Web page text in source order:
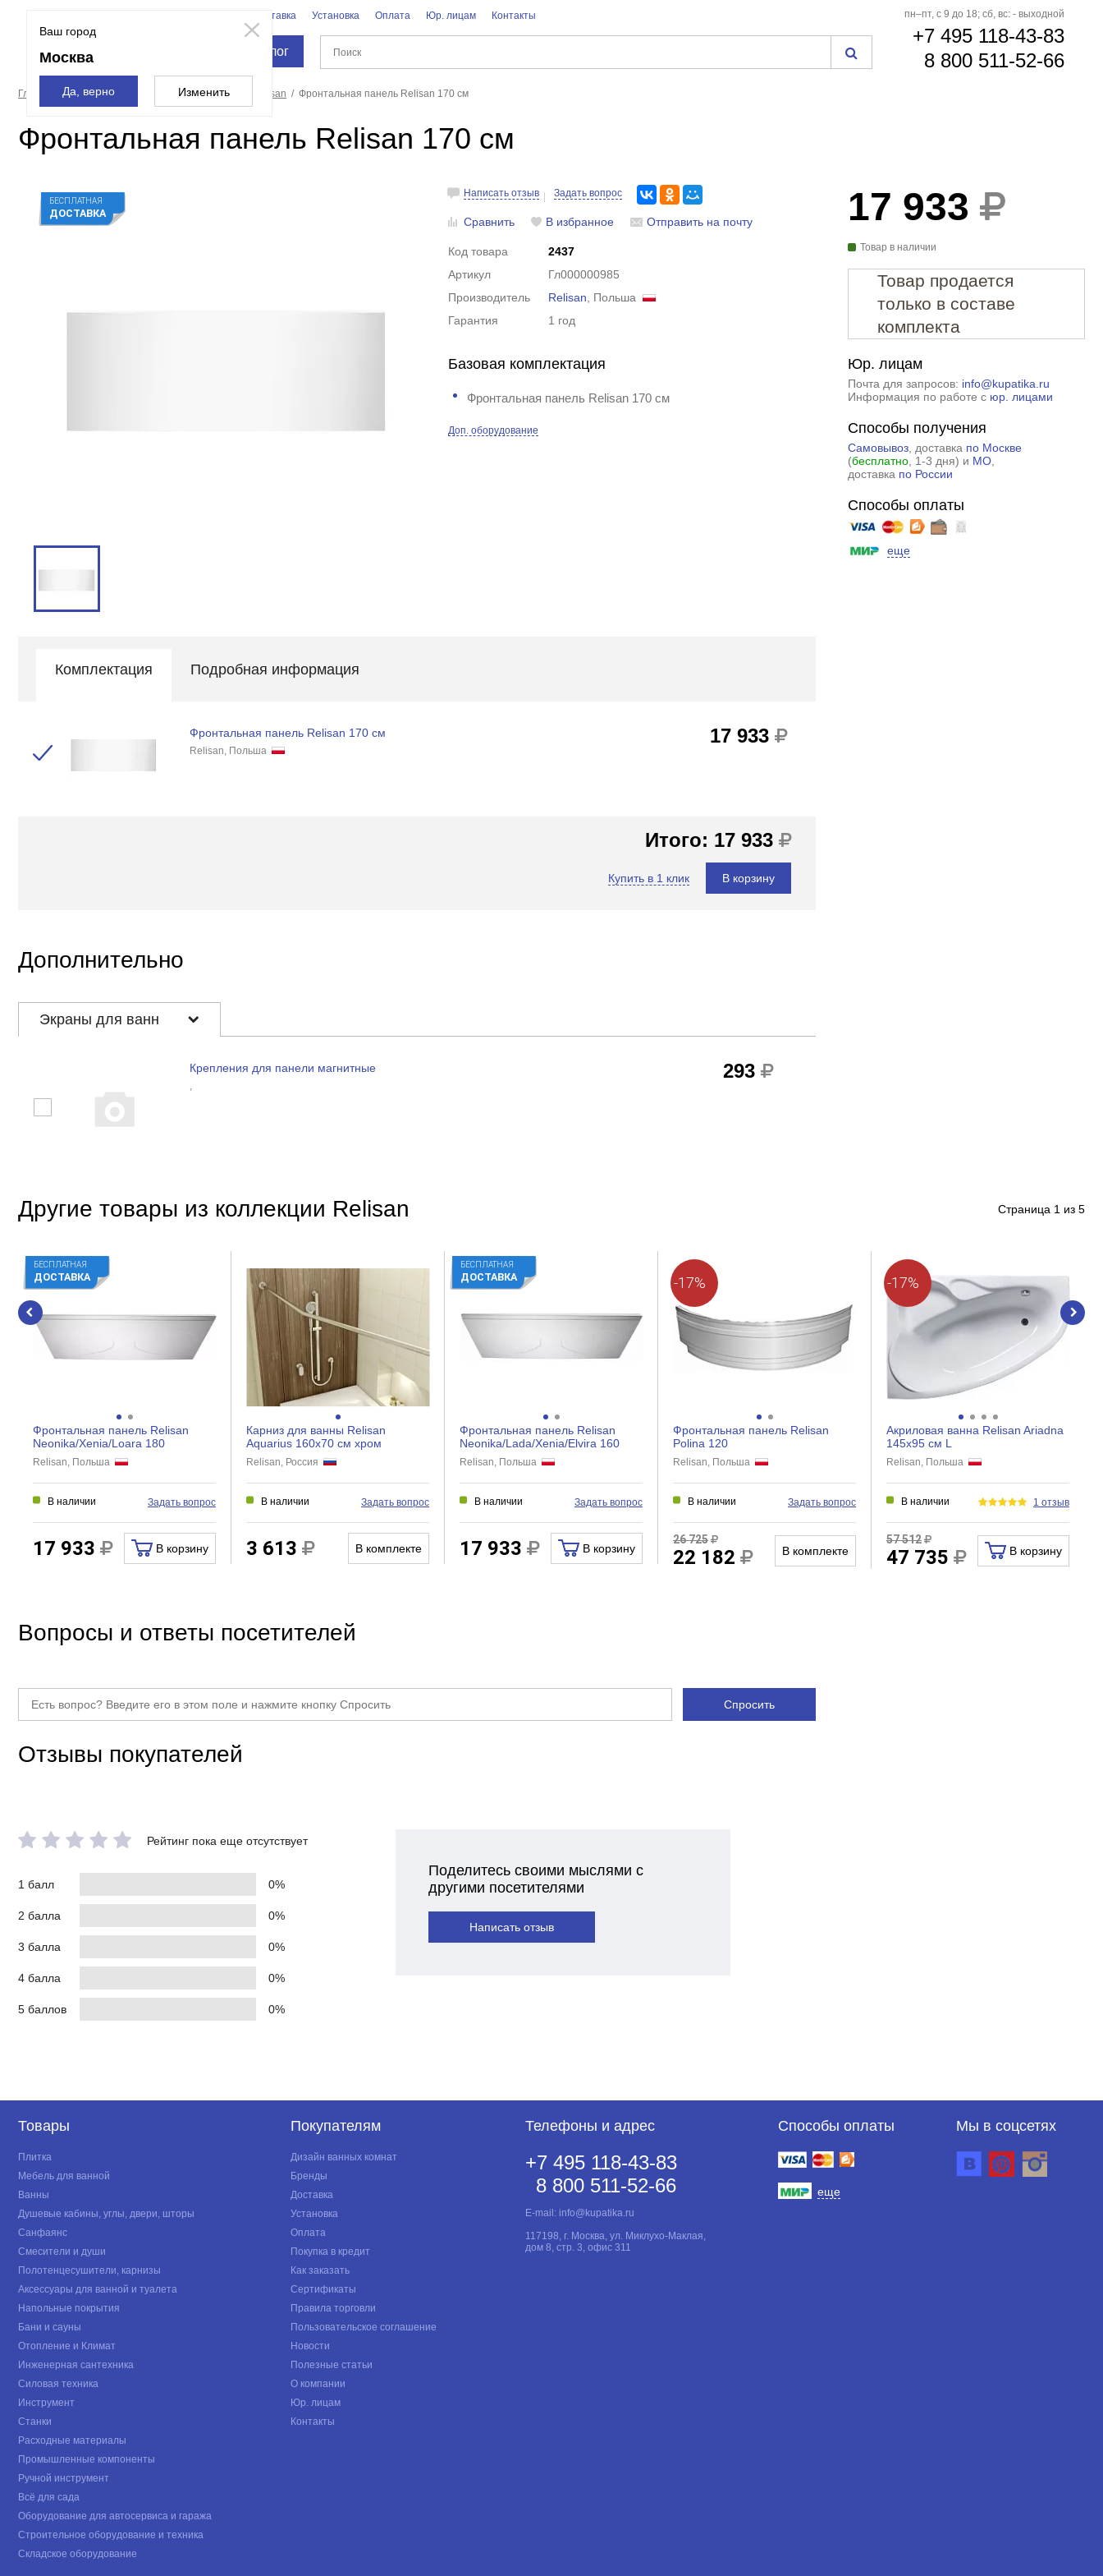
Ваш город
Москва
Да, верно Изменить
Доставка Установка Оплата Юр. лицам Контакты
Каталог
пн–пт, с 9 до 18; сб, вс: - выходной
+7 495 118-43-83
8 800 511-52-66
Главная страница Экраны для ванн Relisan Фронтальная панель Relisan 170 см
Фронтальная панель Relisan 170 см
БЕСПЛАТНАЯ
ДОСТАВКА
Написать отзыв Задать вопрос
Сравнить В избранное Отправить на почту
Код товара
2437
Артикул
Гл000000985
Производитель
Relisan , Польша
Гарантия
1 год
Базовая комплектация
Фронтальная панель Relisan 170 см
Доп. оборудование
17 933
Товар в наличии
Товар продается
только в составе
комплекта
Юр. лицам
Почта для запросов: info@kupatika.ru
Информация по работе с юр. лицами
Способы получения
Самовывоз, доставка по Москве
(бесплатно, 1-3 дня) и МО,
доставка по России
Способы оплаты
еще
Комплектация Подробная информация
Фронтальная панель Relisan 170 см
Relisan, Польша
17 933
Итого: 17 933
Купить в 1 клик В корзину
Дополнительно
Экраны для ванн
Крепления для панели магнитные
,
293
Другие товары из коллекции Relisan Страница 1 из 5
БЕСПЛАТНАЯ
ДОСТАВКА
Фронтальная панель Relisan
Neonika/Xenia/Loara 180
Relisan, Польша
В наличии Задать вопрос
17 933 В корзину
Карниз для ванны Relisan
Aquarius 160x70 см хром
Relisan, Россия
В наличии Задать вопрос
3 613 В комплекте
БЕСПЛАТНАЯ
ДОСТАВКА
Фронтальная панель Relisan
Neonika/Lada/Xenia/Elvira 160
Relisan, Польша
В наличии Задать вопрос
17 933 В корзину
-17%
Фронтальная панель Relisan
Polina 120
Relisan, Польша
В наличии Задать вопрос
26 725
22 182 В комплекте
-17%
Акриловая ванна Relisan Ariadna
145x95 см L
Relisan, Польша
В наличии 1 отзыв
57 512
47 735 В корзину
Вопросы и ответы посетителей
Спросить
Отзывы покупателей
Рейтинг пока еще отсутствует
1 балл 0%
2 балла 0%
3 балла 0%
4 балла 0%
5 баллов 0%
Поделитесь своими мыслями с
другими посетителями
Написать отзыв
Товары
Плитка
Мебель для ванной
Ванны
Душевые кабины, углы, двери, шторы
Санфаянс
Смесители и души
Полотенцесушители, карнизы
Аксессуары для ванной и туалета
Напольные покрытия
Бани и сауны
Отопление и Климат
Инженерная сантехника
Силовая техника
Инструмент
Станки
Расходные материалы
Промышленные компоненты
Ручной инструмент
Всё для сада
Оборудование для автосервиса и гаража
Строительное оборудование и техника
Складское оборудование
Покупателям
Дизайн ванных комнат
Бренды
Доставка
Установка
Оплата
Покупка в кредит
Как заказать
Сертификаты
Правила торговли
Пользовательское соглашение
Новости
Полезные статьи
О компании
Юр. лицам
Контакты
Телефоны и адрес
+7 495 118-43-83
8 800 511-52-66
E-mail: info@kupatika.ru
117198, г. Москва, ул. Миклухо-Маклая,
дом 8, стр. 3, офис 311
Способы оплаты
еще
Мы в соцсетях